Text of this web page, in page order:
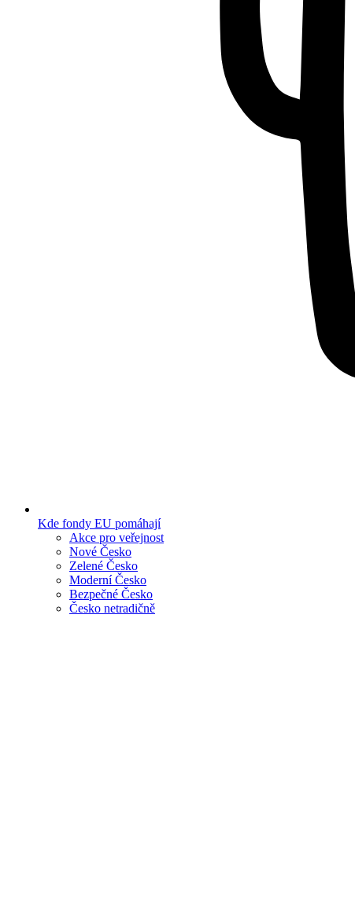
Kde fondy EU pomáhají
Akce pro veřejnost
Nové Česko
Zelené Česko
Moderní Česko
Bezpečné Česko
Česko netradičně